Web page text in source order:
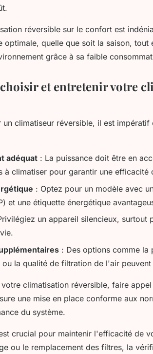
réversible sur le confort est
optimale, quelle que soit la saison, tout
grâce à sa faible
et entretenir votre
un climatiseur réversible, il est
adéquat : La puissance doit être en
à climatiser pour garantir une efficacité
: Optez pour un modèle avec
et une étiquette énergétique
un appareil silencieux, surtout
: Des options comme la
la qualité de filtration de l'air
climatisation réversible, faire
une mise en place conforme aux
du système.
crucial pour maintenir l'efficacité de
ou le remplacement des filtres, la